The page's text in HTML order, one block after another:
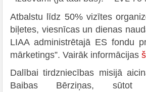
Atbalstu līdz 50% vizītes
biļetes, viesnīcas un dienas
LIAA administrētajā ES fondu
mārketings”. Vairāk informācijas
Dalībai tirdzniecības misijā
Baibas Bērziņas, sūtot